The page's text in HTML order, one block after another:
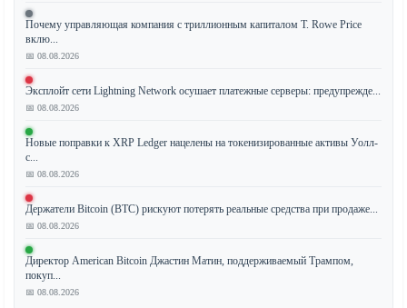
Стейблкоин
USDT
от
вырос
до
8,5%
премии
на
биржах
после
ужесточения
Почему управляющая компания с триллионным капиталом T. Rowe Price
вклю...
📅 08.08.2026
Эксплойт сети Lightning Network осушает платежные серверы: предупрежде...
📅 08.08.2026
Новые поправки к XRP Ledger нацелены на токенизированные активы Уолл-
с...
📅 08.08.2026
Держатели Bitcoin (BTC) рискуют потерять реальные средства при продаже...
📅 08.08.2026
Директор American Bitcoin Джастин Матин, поддерживаемый Трампом,
покуп...
📅 08.08.2026